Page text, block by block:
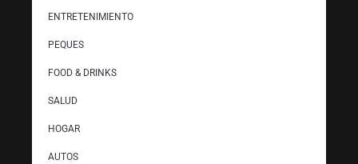
ENTRETENIMIENTO
PEQUES
FOOD & DRINKS
SALUD
HOGAR
AUTOS